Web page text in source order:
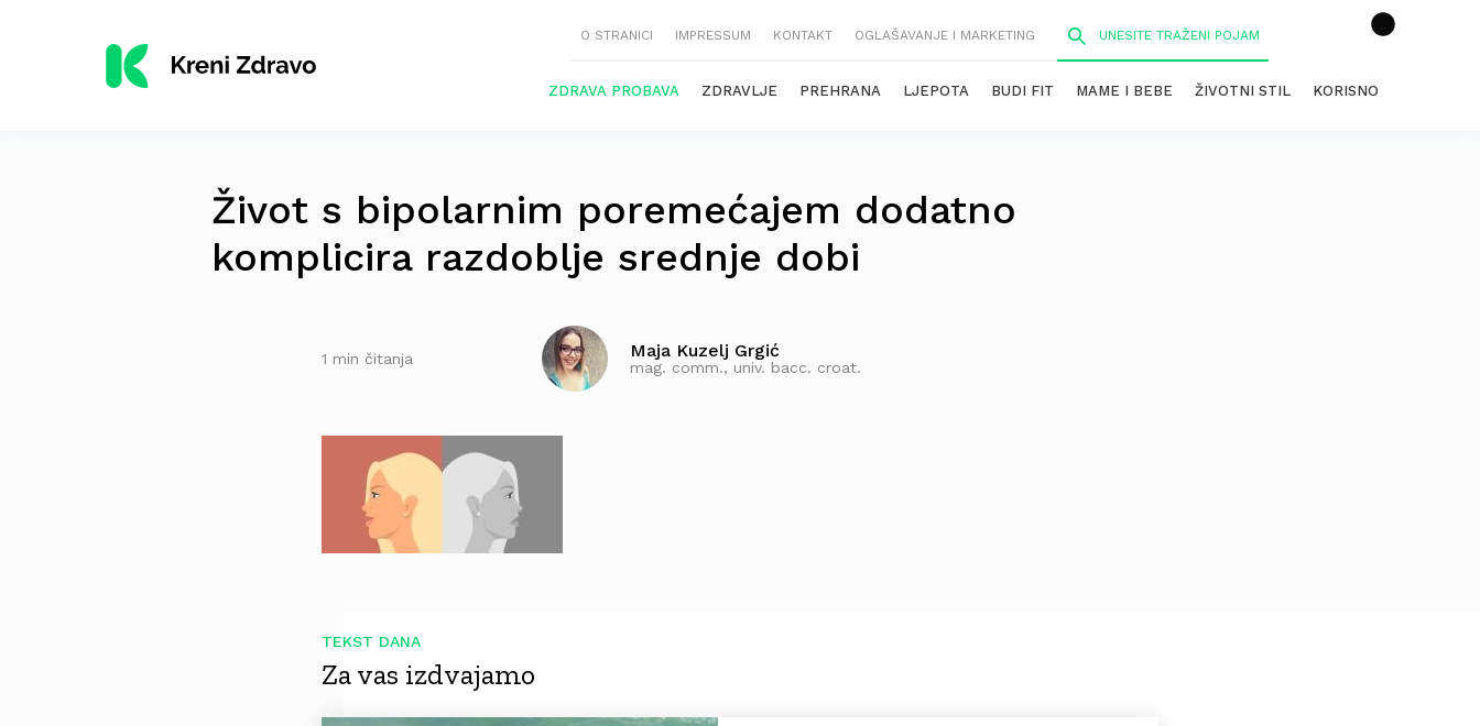
O STRANICI IMPRESSUM KONTAKT OGLAŠAVANJE I MARKETING
ZDRAVA PROBAVA ZDRAVLJE PREHRANA LJEPOTA BUDI FIT MAME I BEBE ŽIVOTNI STIL KORISNO
Život s bipolarnim poremećajem dodatno
komplicira razdoblje srednje dobi
1 min čitanja Maja Kuzelj Grgić
mag. comm., univ. bacc. croat.
TEKST DANA
Za vas izdvajamo